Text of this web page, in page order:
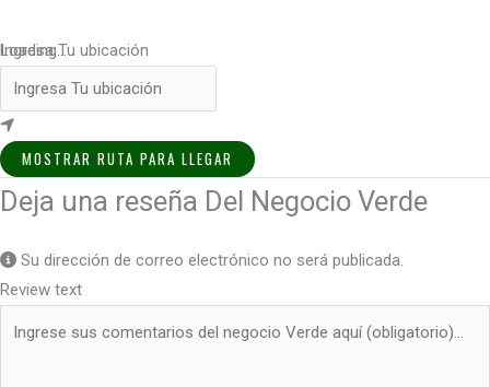
Loading...
Ingresa Tu ubicación
MOSTRAR RUTA PARA LLEGAR
Deja una reseña Del Negocio Verde
Su dirección de correo electrónico no será publicada.
Review text